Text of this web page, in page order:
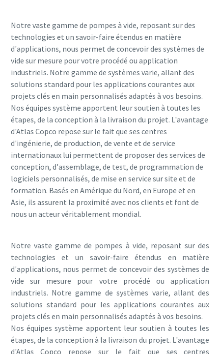
Notre vaste gamme de pompes à vide, reposant sur des
technologies et un savoir-faire étendus en matière
d'applications, nous permet de concevoir des systèmes de
vide sur mesure pour votre procédé ou application
industriels. Notre gamme de systèmes varie, allant des
solutions standard pour les applications courantes aux
projets clés en main personnalisés adaptés à vos besoins.
Nos équipes système apportent leur soutien à toutes les
étapes, de la conception à la livraison du projet. L'avantage
d'Atlas Copco repose sur le fait que ses centres
d'ingénierie, de production, de vente et de service
internationaux lui permettent de proposer des services de
conception, d'assemblage, de test, de programmation de
logiciels personnalisés, de mise en service sur site et de
formation. Basés en Amérique du Nord, en Europe et en
Asie, ils assurent la proximité avec nos clients et font de
nous un acteur véritablement mondial.
Notre vaste gamme de pompes à vide, reposant sur des
technologies et un savoir-faire étendus en matière
d'applications, nous permet de concevoir des systèmes de
vide sur mesure pour votre procédé ou application
industriels. Notre gamme de systèmes varie, allant des
solutions standard pour les applications courantes aux
projets clés en main personnalisés adaptés à vos besoins.
Nos équipes système apportent leur soutien à toutes les
étapes, de la conception à la livraison du projet. L'avantage
d'Atlas Copco repose sur le fait que ses centres